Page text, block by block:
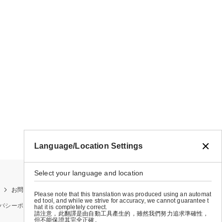
お問い合わせ
シーポリシー 特定商取引法に基づく表示 会社概要
Language/Location Settings
Select your language and location
Please note that this translation was produced using an automat
ed tool, and while we strive for accuracy, we cannot guarantee t
hat it is completely correct.
請注意，此翻譯是由自動工具產生的，雖然我們努力追求準確性，
但不能保證其完全正確。